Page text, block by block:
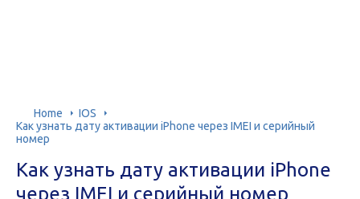
Home
IOS
Как узнать дату активации iPhone через IMEI и серийный
номер
Как узнать дату активации iPhone
через IMEI и серийный номер